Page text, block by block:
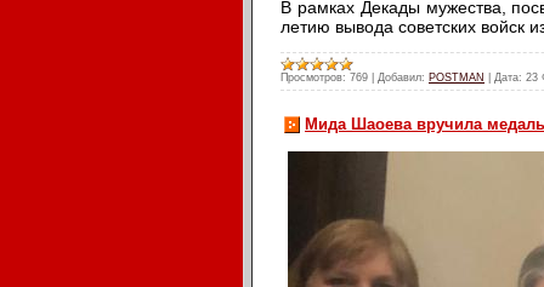
В рамках Декады мужества,
летию вывода советских войск
Просмотров: 769 Добавил: POSTMAN Дата: 23
Мида Шаоева вручила